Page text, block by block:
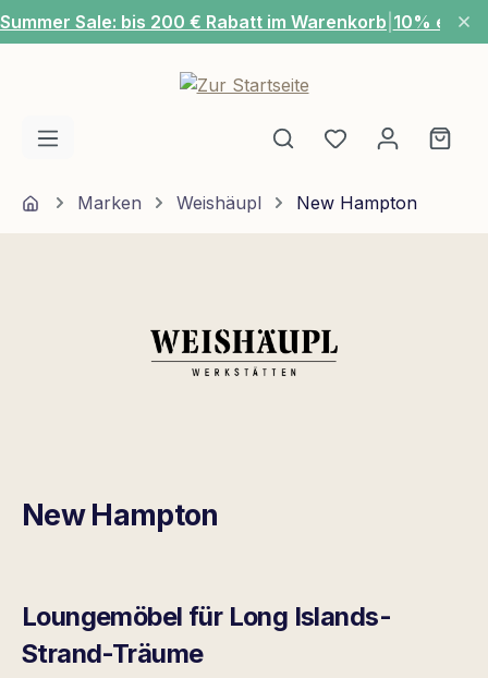
Zum Hauptinhalt springen
Summer Sale: bis 200 € Rabatt im Warenkorb 10% extra
Du hast 0
HomeMarken Weishäupl New Hampton
New Hampton
Loungemöbel für Long Islands-
Strand-Träume